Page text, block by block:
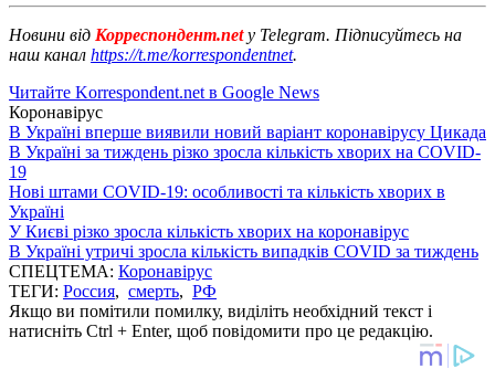
Новини від Корреспондент.net у Telegram. Підписуйтесь на
наш канал https://t.me/korrespondentnet.
Читайте Korrespondent.net в Google News
Коронавірус
В Україні вперше виявили новий варіант коронавірусу Цикада
В Україні за тиждень різко зросла кількість хворих на COVID-
19
Нові штами COVID-19: особливості та кількість хворих в
Україні
У Києві різко зросла кількість хворих на коронавірус
В Україні утричі зросла кількість випадків COVID за тиждень
СПЕЦТЕМА: Коронавірус
ТЕГИ: Россия, смерть, РФ
Якщо ви помітили помилку, виділіть необхідний текст і
натисніть Ctrl + Enter, щоб повідомити про це редакцію.